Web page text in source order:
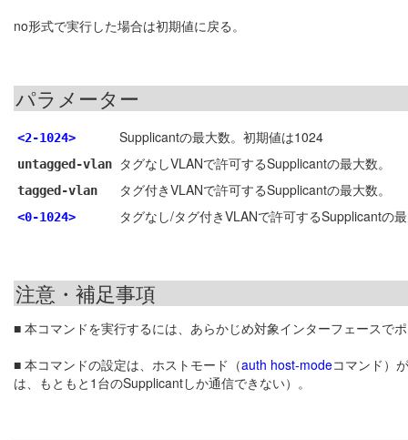
no形式で実行した場合は初期値に戻る。
パラメーター
<2-1024> Supplicantの最大数。初期値は1024
untagged-vlan タグなしVLANで許可するSupplicantの最大数。
tagged-vlan タグ付きVLANで許可するSupplicantの最大数。
<0-1024> タグなし/タグ付きVLANで許可するSupplicantの
注意・補足事項
■ 本コマンドを実行するには、あらかじめ対象インターフェースで
■ 本コマンドの設定は、ホストモード（auth host-modeコマンド）
は、もともと1台のSupplicantしか通信できない）。